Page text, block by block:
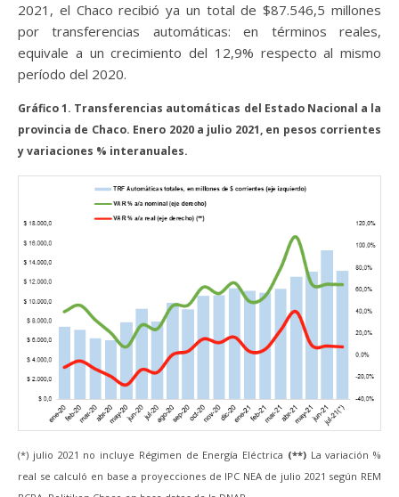
2021, el Chaco recibió ya un total de $87.546,5 millones
por transferencias automáticas: en términos reales,
equivale a un crecimiento del 12,9% respecto al mismo
período del 2020.
Gráfico 1. Transferencias automáticas del Estado Nacional a la
provincia de Chaco. Enero 2020 a julio 2021, en pesos corrientes
y variaciones % interanuales.
(*) julio 2021 no incluye Régimen de Energía Eléctrica (**)La variación %
real se calculó en base a proyecciones de IPC NEA de julio 2021 según REM